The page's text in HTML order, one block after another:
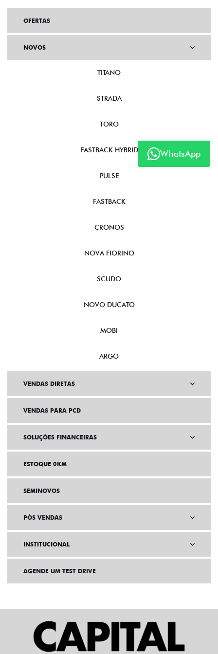
WhatsApp
OFERTAS
NOVOS
TITANO
STRADA
TORO
FASTBACK HYBRID
PULSE
FASTBACK
CRONOS
NOVA FIORINO
SCUDO
NOVO DUCATO
MOBI
ARGO
VENDAS DIRETAS
VENDAS PARA PCD
SOLUÇÕES FINANCEIRAS
ESTOQUE 0KM
SEMINOVOS
PÓS VENDAS
INSTITUCIONAL
AGENDE UM TEST DRIVE